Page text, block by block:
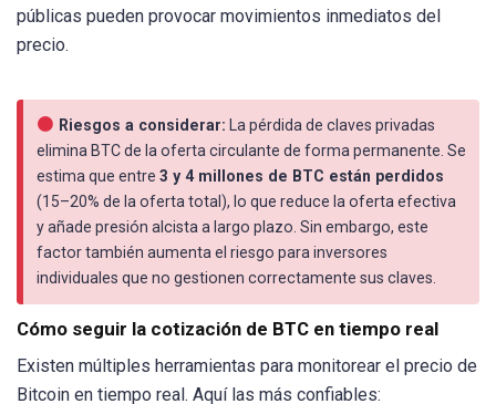
públicas pueden provocar movimientos inmediatos del
precio.
Riesgos a considerar: La pérdida de claves privadas
elimina BTC de la oferta circulante de forma permanente. Se
estima que entre 3 y 4 millones de BTC están perdidos
(15–20% de la oferta total), lo que reduce la oferta efectiva
y añade presión alcista a largo plazo. Sin embargo, este
factor también aumenta el riesgo para inversores
individuales que no gestionen correctamente sus claves.
Cómo seguir la cotización de BTC en tiempo real
Existen múltiples herramientas para monitorear el precio de
Bitcoin en tiempo real. Aquí las más confiables: